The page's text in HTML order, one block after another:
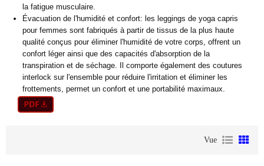
la fatigue musculaire.
Évacuation de l'humidité et confort: les leggings de yoga capris
pour femmes sont fabriqués à partir de tissus de la plus haute
qualité conçus pour éliminer l'humidité de votre corps, offrent un
confort léger ainsi que des capacités d'absorption de la
transpiration et de séchage. Il comporte également des coutures
interlock sur l'ensemble pour réduire l'irritation et éliminer les
frottements, permet un confort et une portabilité maximaux.
Vue